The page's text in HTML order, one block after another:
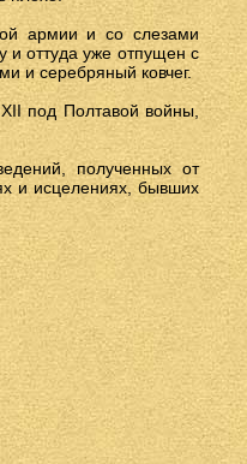
армии и со слезами
и оттуда уже отпущен с
и серебряный ковчег.
под Полтавой войны,
полученных от
и исцелениях, бывших